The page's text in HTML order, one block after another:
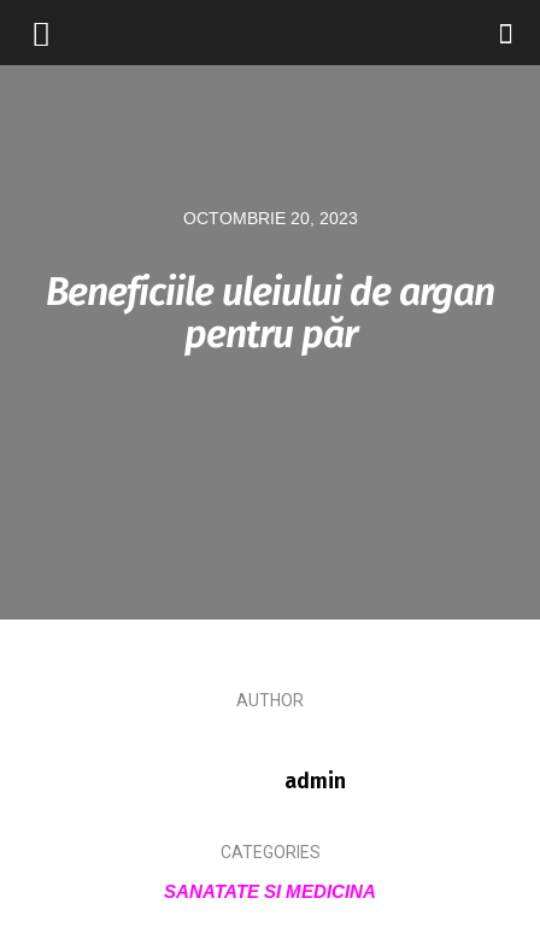
OCTOMBRIE 20, 2023
Beneficiile uleiului de argan
pentru păr
AUTHOR
admin
CATEGORIES
SANATATE SI MEDICINA